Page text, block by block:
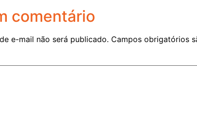
comentário
e-mail não será publicado. Campos obrigatórios